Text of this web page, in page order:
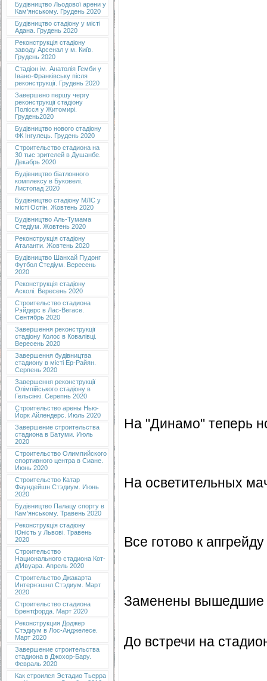
Будівництво Льодової арени у
Кам'янському. Грудень 2020
Будівництво стадіону у місті
Адана. Грудень 2020
Реконструкція стадіону
заводу Арсенал у м. Київ.
Грудень 2020
Cтадіон ім. Анатолія Гемби у
Івано-Франківську після
реконструкції. Грудень 2020
Завершено першу чергу
реконструкції стадіону
Полісся у Житомирі.
Грудень2020
Будівництво нового стадіону
ФК Інгулець. Грудень 2020
Строительство стадиона на
30 тыс зрителей в Душанбе.
Декабрь 2020
Будівництво біатлонного
комплексу в Буковелі.
Листопад 2020
Будівництво стадіону МЛС у
місті Остін. Жовтень 2020
Будівництво Аль-Тумама
Стедіум. Жовтень 2020
Реконструкція стадіону
Аталанти. Жовтень 2020
Будівництво Шанхай Пудонг
Футбол Стедіум. Вересень
2020
Реконструкція стадіону
Асколі. Вересень 2020
Строительство стадиона
Рэйдерс в Лас-Вегасе.
Сентябрь 2020
Завершення реконструкції
стадіону Колос в Ковалівці.
Вересень 2020
Завершення будівництва
стадиону в місті Ер-Райян.
Серпень 2020
Завершення реконструкції
Олімпійського стадіону в
Гельсінкі. Серепнь 2020
Строительство арены Нью-
Йорк Айлендерс. Июль 2020
Завершение строительства
стадиона в Батуми. Июль
2020
Строительство Олимпийского
спортивного центра в Сиане.
Июнь 2020
Строительство Катар
Фаундейшн Стэдиум. Июнь
2020
Будівництво Палацу спорту в
Кам'янському. Травень 2020
Реконструкція стадіону
Юність у Львові. Травень
2020
Строительство
Национального стадиона Кот-
д’Ивуара. Апрель 2020
Строительство Джакарта
Интернэшнл Стэдиум. Март
2020
Строительство стадиона
Брентфорда. Март 2020
Реконструкция Доджер
Стэдиум в Лос-Анджелесе.
Март 2020
Завершение строительства
стадиона в Джохор-Бару.
Февраль 2020
Как строился Эстадио Тьерра
На "Динамо" теперь
На осветительных
Все готово к
Заменены вышедшие
До встречи на